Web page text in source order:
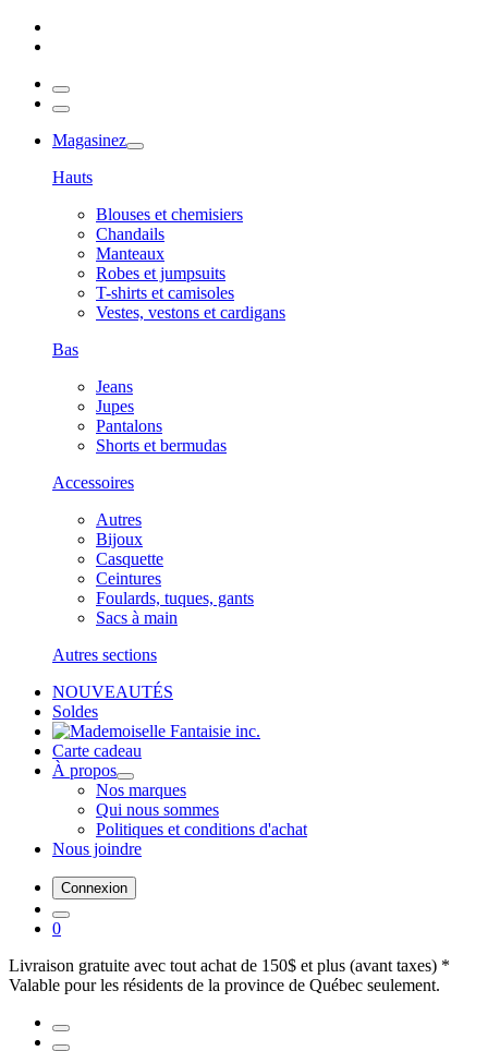
Magasinez
Hauts
Blouses et chemisiers
Chandails
Manteaux
Robes et jumpsuits
T-shirts et camisoles
Vestes, vestons et cardigans
Bas
Jeans
Jupes
Pantalons
Shorts et bermudas
Accessoires
Autres
Bijoux
Casquette
Ceintures
Foulards, tuques, gants
Sacs à main
Autres sections
NOUVEAUTÉS
Soldes
Carte cadeau
À propos
Nos marques
Qui nous sommes
Politiques et conditions d'achat
Nous joindre
Connexion
0
Livraison gratuite avec tout achat de 150$ et plus (avant taxes) *
Valable pour les résidents de la province de Québec seulement.